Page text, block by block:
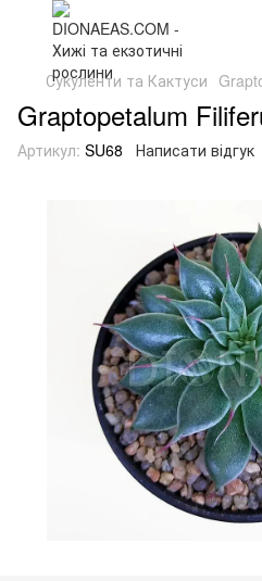
Сукуленти та Кактуси
Graptopetalum
Артикул: SU68 Написати відгук